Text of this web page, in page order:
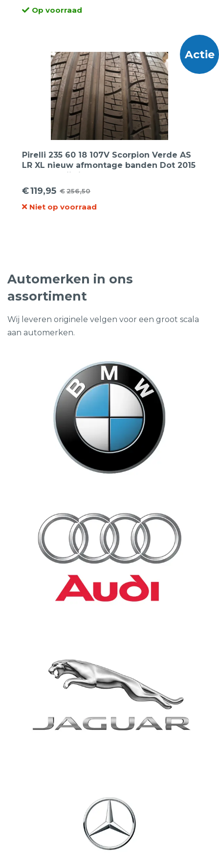
prijs
prijsOp voorraad
Actie
Pirelli 235 60 18 107V Scorpion Verde AS
LR XL nieuw afmontage banden Dot 2015
2014 de prijs is per 2 stuks.
€256,50
Oorspronkelijke
prijs
€119,95
Huidige
prijs
Niet op voorraad
Automerken in ons
assortiment
Wij leveren originele velgen voor een groot scala
aan automerken.